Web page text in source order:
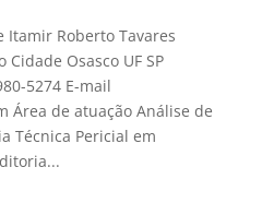
Itamir Roberto Tavares
Osasco UF SP
5274 E-mail
Área de atuação Análise de
Técnica Pericial em